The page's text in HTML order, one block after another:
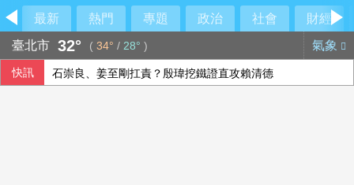
最新 熱門 專題 政治 社會
財經
臺北市 32° ( 34° / 28° ) 氣象
快訊 石崇良、姜至剛扛責？殷瑋挖鐵證直攻賴清德